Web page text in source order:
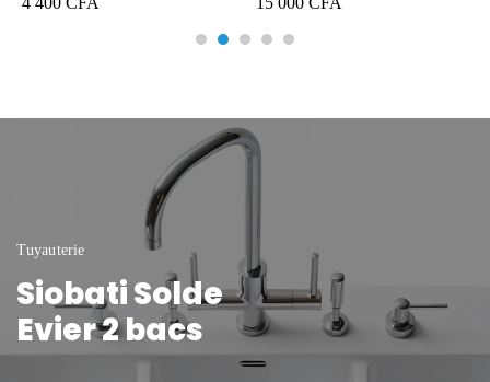
aqueuse 5kg
aqueuse 20kg
Tuyauterie
Siobati Solde
Evier 2 bacs